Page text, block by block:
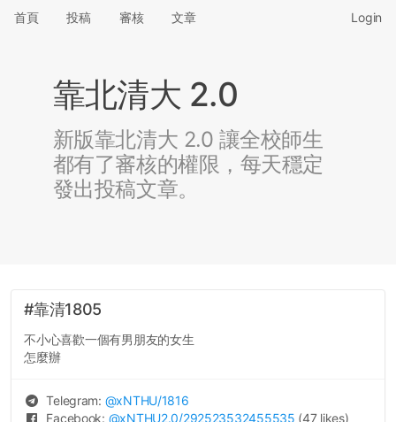
首頁 投稿 審核 文章 Login
靠北清大 2.0
新版靠北清大 2.0 讓全校師生
都有了審核的權限，每天穩定
發出投稿文章。
#靠清1805
不小心喜歡一個有男朋友的女生
怎麼辦
Telegram: @xNTHU/1816
Facebook: @xNTHU2.0/292523532455535 (47 likes)